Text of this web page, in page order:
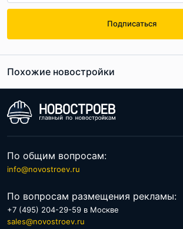
Подписаться
Похожие новостройки
По расположению
По общим вопросам:
info@novostroev.ru
По вопросам размещения рекламы:
+7 (495) 204-29-59 в Москве
sales@novostroev.ru